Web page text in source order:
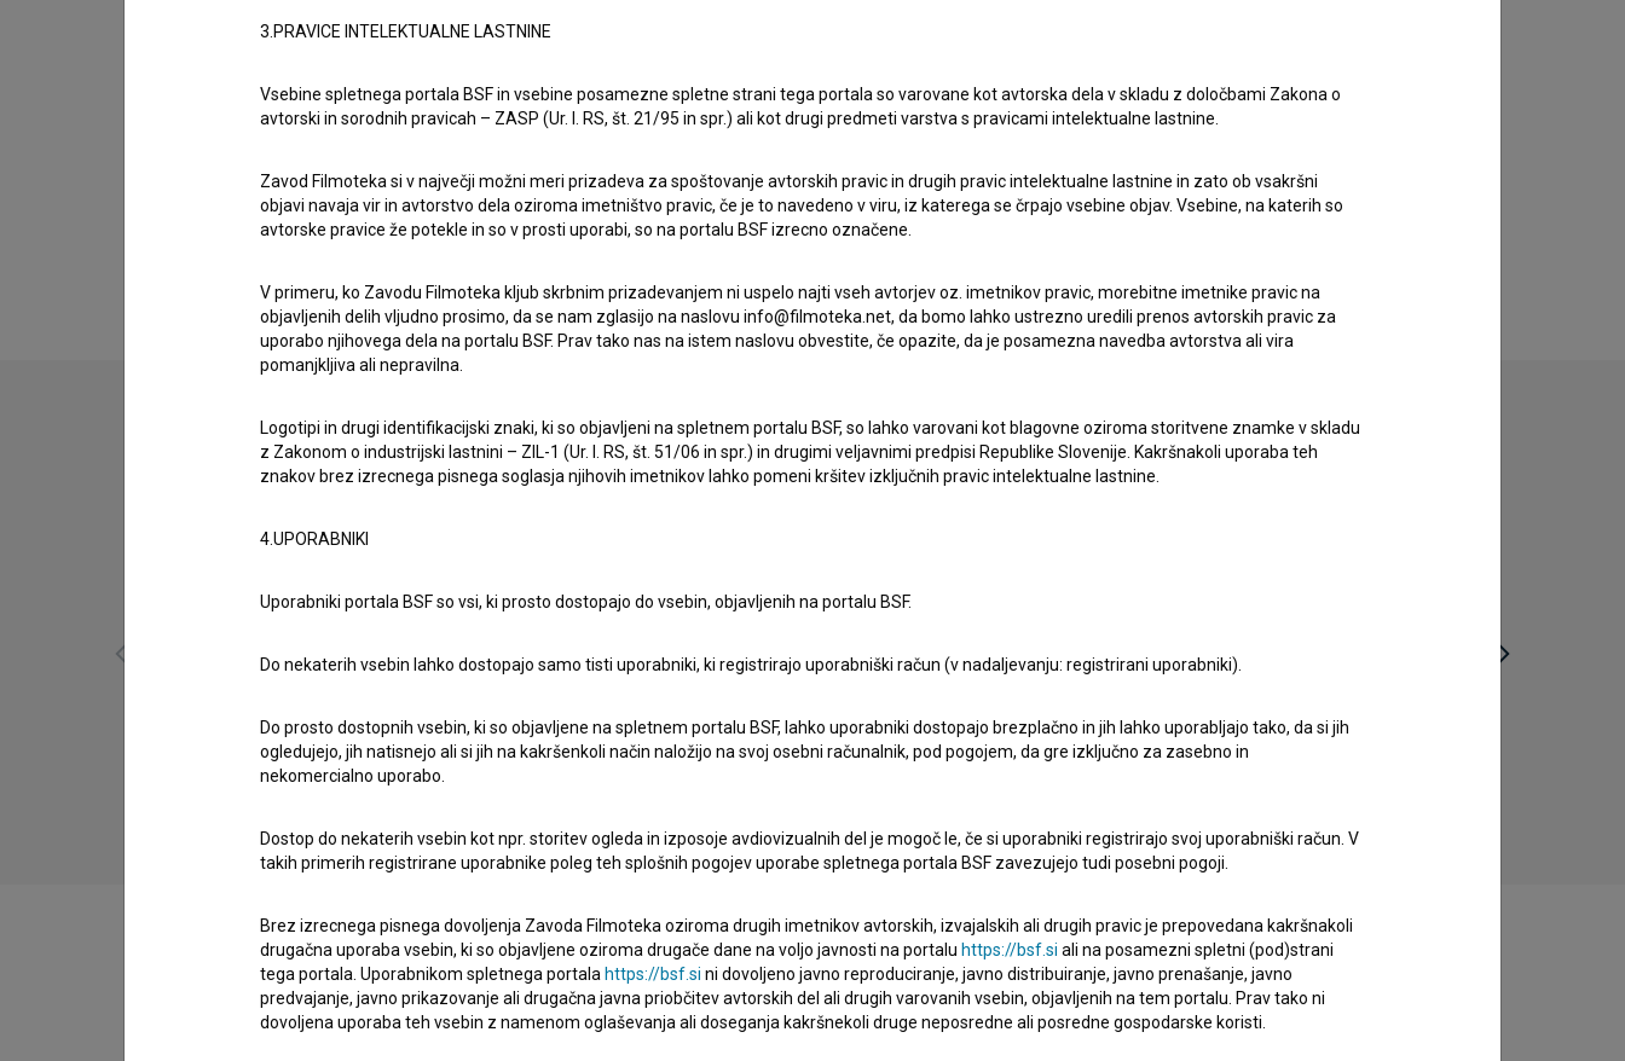
Oglejte si
Homo (2020)
drama, komedija, omnibus
Dan ljubezni: Epizoda 8 (2010) Musca Domestica (2018)
Zasedba
3.PRAVICE INTELEKTUALNE LASTNINE
Vsebine spletnega portala BSF in vsebine posamezne spletne strani tega portala so varovane kot avtorska dela v skladu z določbami Zakona o
avtorski in sorodnih pravicah – ZASP (Ur. l. RS, št. 21/95 in spr.) ali kot drugi predmeti varstva s pravicami intelektualne lastnine.
Zavod Filmoteka si v največji možni meri prizadeva za spoštovanje avtorskih pravic in drugih pravic intelektualne lastnine in zato ob vsakršni
objavi navaja vir in avtorstvo dela oziroma imetništvo pravic, če je to navedeno v viru, iz katerega se črpajo vsebine objav. Vsebine, na katerih so
avtorske pravice že potekle in so v prosti uporabi, so na portalu BSF izrecno označene.
V primeru, ko Zavodu Filmoteka kljub skrbnim prizadevanjem ni uspelo najti vseh avtorjev oz. imetnikov pravic, morebitne imetnike pravic na
objavljenih delih vljudno prosimo, da se nam zglasijo na naslovu info@filmoteka.net, da bomo lahko ustrezno uredili prenos avtorskih pravic za
uporabo njihovega dela na portalu BSF. Prav tako nas na istem naslovu obvestite, če opazite, da je posamezna navedba avtorstva ali vira
pomanjkljiva ali nepravilna.
Logotipi in drugi identifikacijski znaki, ki so objavljeni na spletnem portalu BSF, so lahko varovani kot blagovne oziroma storitvene znamke v skladu
z Zakonom o industrijski lastnini – ZIL-1 (Ur. l. RS, št. 51/06 in spr.) in drugimi veljavnimi predpisi Republike Slovenije. Kakršnakoli uporaba teh
znakov brez izrecnega pisnega soglasja njihovih imetnikov lahko pomeni kršitev izključnih pravic intelektualne lastnine.
4.UPORABNIKI
Uporabniki portala BSF so vsi, ki prosto dostopajo do vsebin, objavljenih na portalu BSF.
Do nekaterih vsebin lahko dostopajo samo tisti uporabniki, ki registrirajo uporabniški račun (v nadaljevanju: registrirani uporabniki).
Do prosto dostopnih vsebin, ki so objavljene na spletnem portalu BSF, lahko uporabniki dostopajo brezplačno in jih lahko uporabljajo tako, da si jih
ogledujejo, jih natisnejo ali si jih na kakršenkoli način naložijo na svoj osebni računalnik, pod pogojem, da gre izključno za zasebno in
nekomercialno uporabo.
Dostop do nekaterih vsebin kot npr. storitev ogleda in izposoje avdiovizualnih del je mogoč le, če si uporabniki registrirajo svoj uporabniški račun. V
takih primerih registrirane uporabnike poleg teh splošnih pogojev uporabe spletnega portala BSF zavezujejo tudi posebni pogoji.
Brez izrecnega pisnega dovoljenja Zavoda Filmoteka oziroma drugih imetnikov avtorskih, izvajalskih ali drugih pravic je prepovedana kakršnakoli
drugačna uporaba vsebin, ki so objavljene oziroma drugače dane na voljo javnosti na portalu https://bsf.si ali na posamezni spletni (pod)strani
tega portala. Uporabnikom spletnega portala https://bsf.si ni dovoljeno javno reproduciranje, javno distribuiranje, javno prenašanje, javno
predvajanje, javno prikazovanje ali drugačna javna priobčitev avtorskih del ali drugih varovanih vsebin, objavljenih na tem portalu. Prav tako ni
dovoljena uporaba teh vsebin z namenom oglaševanja ali doseganja kakršnekoli druge neposredne ali posredne gospodarske koristi.